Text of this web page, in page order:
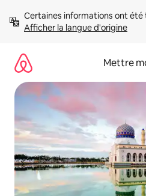
directement
Afficher la langue d'origine
Mettre